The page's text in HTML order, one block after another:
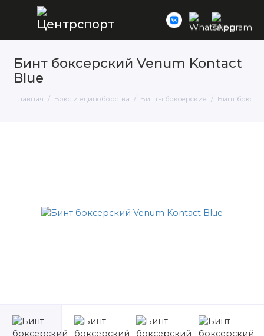
Бинт боксерский Venum Kontact
Blue
Главная Бокс и единоборства Бинты боксерские Бинт